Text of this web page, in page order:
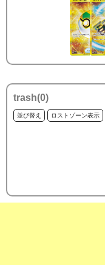
trash(0)
並び替え ロストゾーン表示